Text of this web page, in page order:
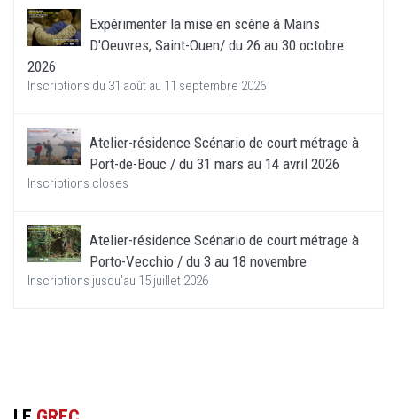
Expérimenter la mise en scène à Mains
D'Oeuvres, Saint-Ouen/ du 26 au 30 octobre
2026
Inscriptions du 31 août au 11 septembre 2026
Atelier-résidence Scénario de court métrage à
Port-de-Bouc / du 31 mars au 14 avril 2026
Inscriptions closes
Atelier-résidence Scénario de court métrage à
Porto-Vecchio / du 3 au 18 novembre
Inscriptions jusqu'au 15 juillet 2026